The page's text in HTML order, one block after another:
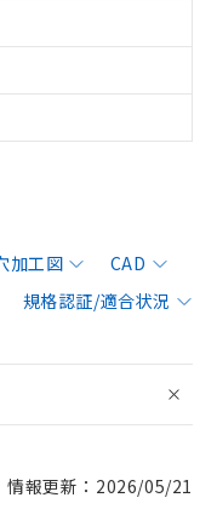
加工図
CAD
規格認証/適合状況
情報更新：2026/05/21